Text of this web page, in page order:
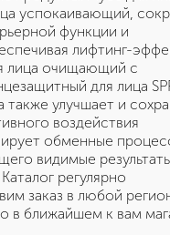
успокаивающий,
функции и
лифтинг-
лица очищающий с
для лица
улучшает и
воздействия
обменные
видимые
регулярно
заказ в любой
в ближайшем к вам